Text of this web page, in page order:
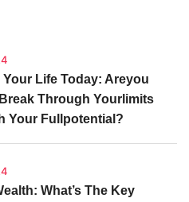
Life Today: Areyou
Through Yourlimits
Your Fullpotential?
What’s The Key